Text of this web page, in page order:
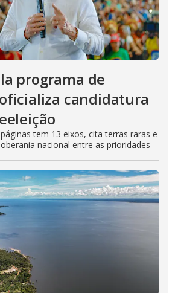
programa de
candidatura
tem 13 eixos, cita terras raras e
nacional entre as prioridades